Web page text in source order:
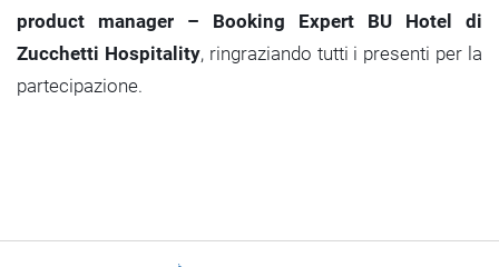
product manager – Booking Expert BU Hotel di
Zucchetti Hospitality, ringraziando tutti i presenti per la
partecipazione.